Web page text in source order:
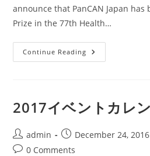
announce that PanCAN Japan
Prize in the 77th Health…
Continue Reading Announcement:
PanCAN
Health
And
Culture
(Group
Category)
2017イベントカレ
Post
author:
admin
Post
published:
December 24, 2016
Post0 Comments